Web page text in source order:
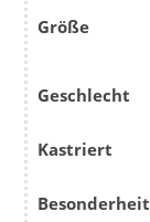
Größe
Geschlecht
Kastriert
Besonderheit